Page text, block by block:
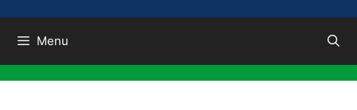
Menu